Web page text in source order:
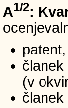
A1/2:
članek
(v
članek